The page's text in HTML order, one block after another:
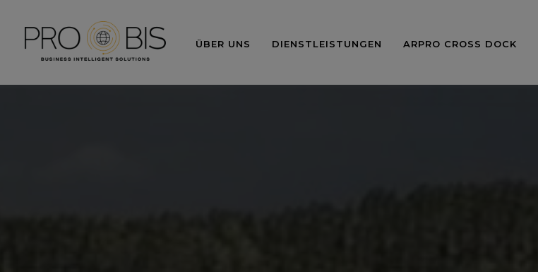
ÜBER UNS DIENSTLEISTUNGEN ARPRO CROSS DOCK